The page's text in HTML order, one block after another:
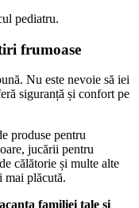
pediatru.
frumoase
Nu este nevoie să iei
siguranță și confort pe
produse pentru
jucării pentru
călătorie și multe alte
mai plăcută.
familiei tale și